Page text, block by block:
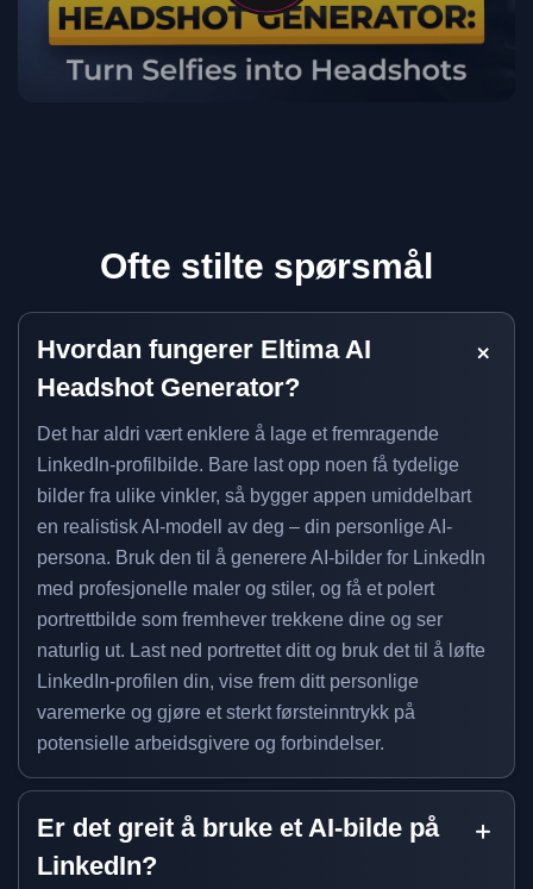
Ofte stilte spørsmål
Hvordan fungerer Eltima AI
Headshot Generator?
Det har aldri vært enklere å lage et fremragende
LinkedIn-profilbilde. Bare last opp noen få tydelige
bilder fra ulike vinkler, så bygger appen umiddelbart
en realistisk AI-modell av deg – din personlige AI-
persona. Bruk den til å generere AI-bilder for LinkedIn
med profesjonelle maler og stiler, og få et polert
portrettbilde som fremhever trekkene dine og ser
naturlig ut. Last ned portrettet ditt og bruk det til å løfte
LinkedIn-profilen din, vise frem ditt personlige
varemerke og gjøre et sterkt førsteinntrykk på
potensielle arbeidsgivere og forbindelser.
Er det greit å bruke et AI-bilde på
LinkedIn?